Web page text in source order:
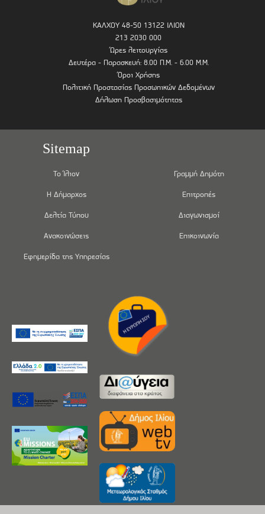
ΚΑΛΧΟΥ 48-50 13122 ΙΛΙΟΝ
213 2030 000
Ώρες λειτουργίας
Δευτέρα - Παρασκευή: 8.00 Π.Μ. - 6.00 Μ.Μ.
Όροι Χρήσης
Πολιτική Προστασίας Προσωπικών Δεδομένων
Δήλωση Προσβασιμότητας
Sitemap
Το Ίλιον
Η Δήμαρχος
Δελτία Τύπου
Ανακοινώσεις
Εφημερίδα της Υπηρεσίας
Γραμμή Δημότη
Επιτροπές
Διαγωνισμοί
Επικοινωνία